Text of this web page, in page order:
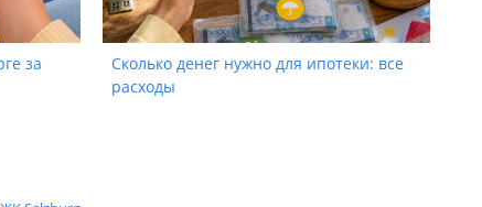
за
Сколько денег нужно для ипотеки: все
расходы